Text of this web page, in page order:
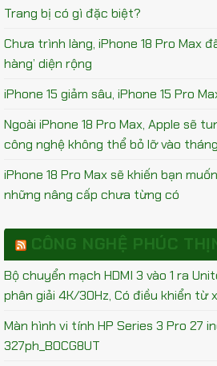
Trang bị có gì đặc biệt?
Chưa trình làng, iPhone 18 Pro Max
hàng’ diện rộng
iPhone 15 giảm sâu, iPhone 15 Pro
Ngoài iPhone 18 Pro Max, Apple sẽ
công nghệ không thể bỏ lỡ vào
iPhone 18 Pro Max sẽ khiến bạn
những nâng cấp chưa từng có
CÔNG NGHỆ PHÚC
Bộ chuyển mạch HDMI 3 vào 1 ra
phân giải 4K/30Hz, Có điều khiển từ
Màn hình vi tính HP Series 3 Pro 27
327ph_B0CG8UT